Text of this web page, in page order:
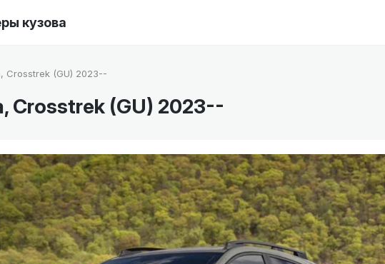
кузова
Crosstrek (GU) 2023--
Crosstrek (GU) 2023--